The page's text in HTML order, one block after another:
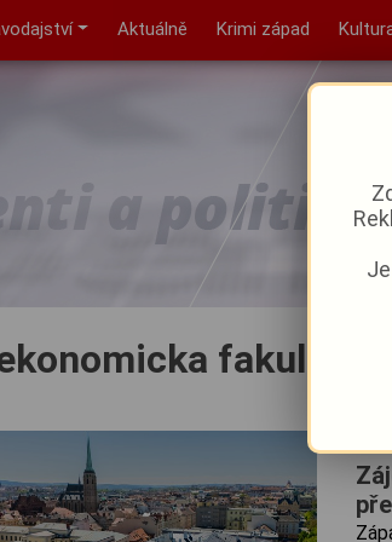
Aktuálně Krimi západ
fakulta